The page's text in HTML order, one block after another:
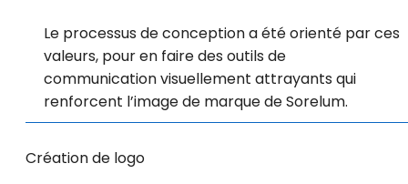
Le processus de conception a été orienté par ces
valeurs, pour en faire des outils de
communication visuellement attrayants qui
renforcent l’image de marque de Sorelum.
Création de logo